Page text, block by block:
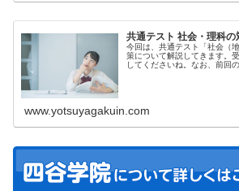
共通テスト 社会・理科の
今回は、共通テスト「社会（
策について解説してきます。
してくださいね。なお、前回
www.yotsuyagakuin.com